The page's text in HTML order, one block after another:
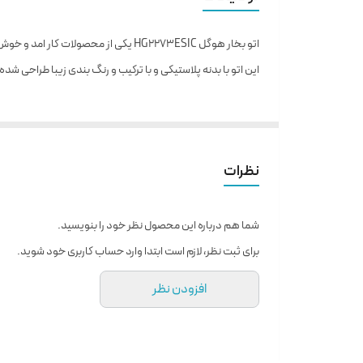
اتو بخار هوگل HG2273ESIC یکی از محصولات کار امد و خوش ساختی محسوب میشود
این اتو با بدنه پلاستیکی و با ترکیب و رنگ بندی زیبا طراحی
نظرات
شما هم درباره این محصول نظر خود را بنویسید.
برای ثبت نظر، لازم است ابتدا وارد حساب کاربری خود شوید.
افزودن نظر